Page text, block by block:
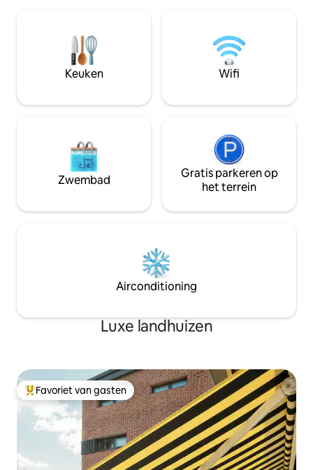
twee verdiepingen dat voor slechts één
groep is bestemd. 🏡 Ruimte op maat
voor een gezin van 3: 4 slaapkamers (6
bedden) en 2 badkamers: zelfs als er
van elk gezin gerespecteerd. Er is een
service van Forayou Verse blauwe thee
die de host zelf heeft geteeld en een
hartelijk handgeschreven brief als
cadeau (Aanvraag bij verblijf van
boswandeling met de host als bosgids 🔥
accommodatie en herinneringen aan
het tellen van sterrenbeelden liggend
Winter: knetterend vuur in de open
haard binnen en een sneeuwlandschap
(je geliefde hond is ook familie) Verlaat
de stad en voel de rust die het bos biedt.
herinneringen.
seizoenen kunt
centrum van Seoul In de
woonkamer met
slaapkamer is
premium-
woonwijk, dicht
restaurants en
maar toch een
De
door een
behoudt de
naar de
Keuken Wifi
Zwembad
Gratis parkeren op
het terrein
Airconditioning
Luxe landhuizen
Topfavoriet van gasten
Favoriet van gasten